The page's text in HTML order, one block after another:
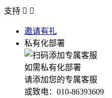
支持  
邀请有礼
私有化部署
如需私有化部署
请添加您的专属客服
或致电：010-86393609